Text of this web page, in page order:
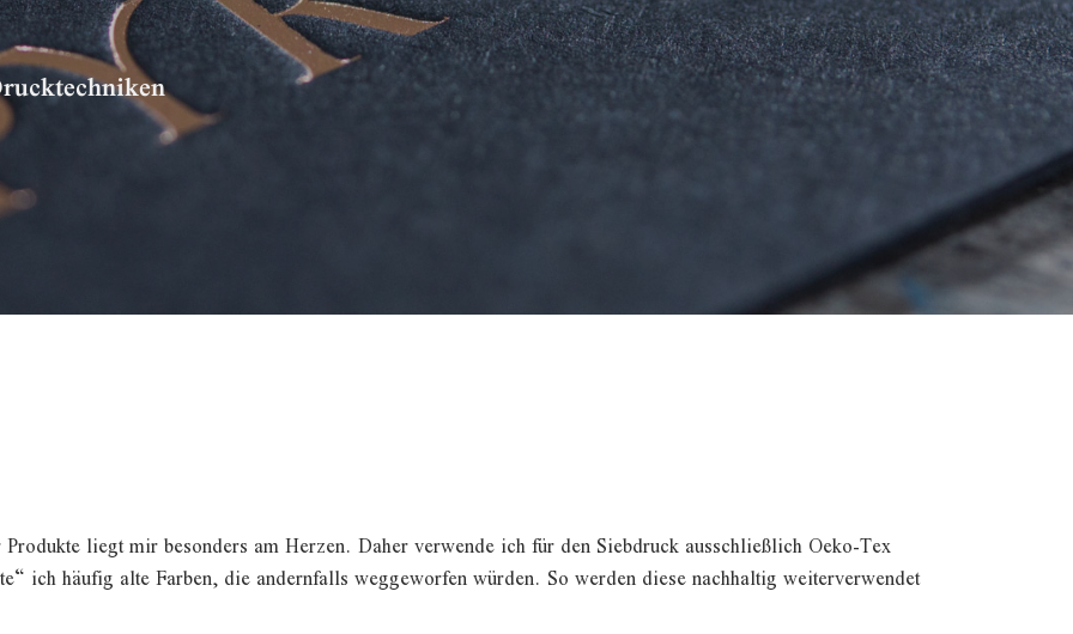
liegt mir besonders am Herzen. Daher verwende ich für den Siebdruck ausschließlich Oeko-Tex
ich häufig alte Farben, die andernfalls weggeworfen würden. So werden diese nachhaltig weiterverwendet